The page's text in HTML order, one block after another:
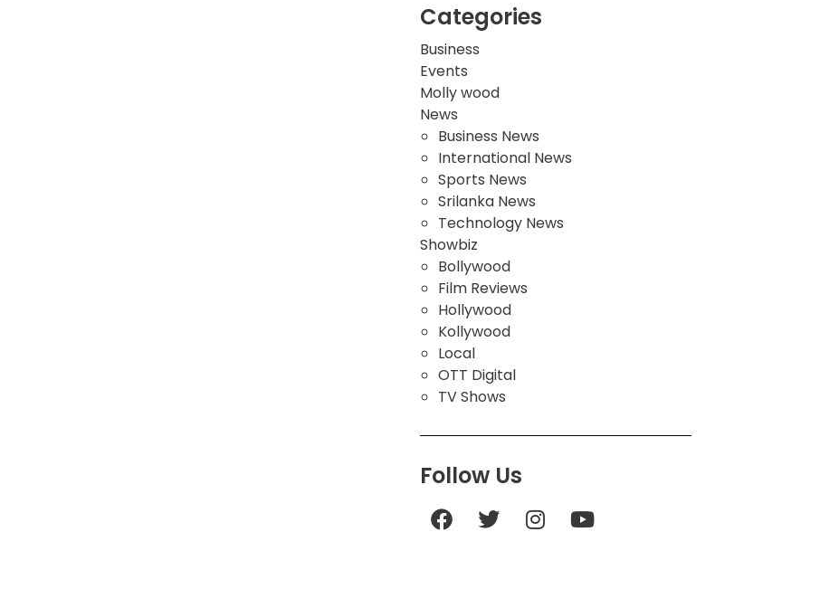
Categories
Business
Events
Molly wood
News
Business News
International News
Sports News
Srilanka News
Technology News
Showbiz
Bollywood
Film Reviews
Hollywood
Kollywood
Local
OTT Digital
TV Shows
Follow Us